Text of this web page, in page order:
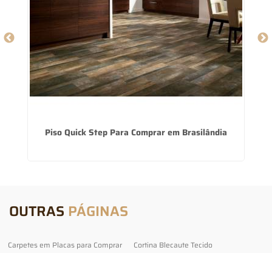
Piso Quick Step Para Comprar em Brasilândia
OUTRAS PÁGINAS
Carpetes em Placas para Comprar
Cortina Blecaute Tecido